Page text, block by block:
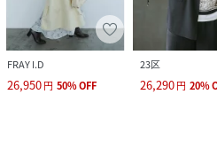
FRAY I.D
26,950円 50%OFF
23区
26,290円 20%